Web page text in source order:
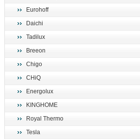
Eurohoff
Daichi
Tadilux
Breeon
Chigo
CHiQ
Energolux
KINGHOME
Royal Thermo
Tesla